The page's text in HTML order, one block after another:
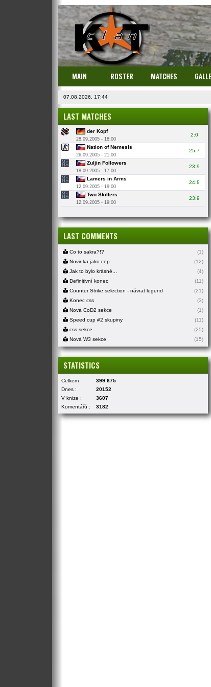
MAIN ROSTER MATCHES
07.08.2026, 17:44
LAST MATCHES
der Kopf
28.09.2005 - 18:00
2:0
Nation of Nemesis
26.09.2005 - 21:00
25:7
Zuljin Followers
18.09.2005 - 17:00
23:9
Lamers in Arms
12.09.2005 - 19:00
24:8
Two Skillers
12.09.2005 - 19:00
23:9
LAST COMMENTS
Co to sakra?!?
(1)
Novinka jako cep
(12)
Jak to bylo krásné...
(4)
Definitivní konec
(11)
Counter Strike selection - návrat legend
(21)
Konec css
(3)
Nová CoD2 sekce
(1)
Speed cup #2 skupiny
(11)
css sekce
(25)
Nová W3 sekce
(15)
STATISTICS
Celkem :
399 675
Dnes :
20152
V knize :
3607
Komentářů :
3182